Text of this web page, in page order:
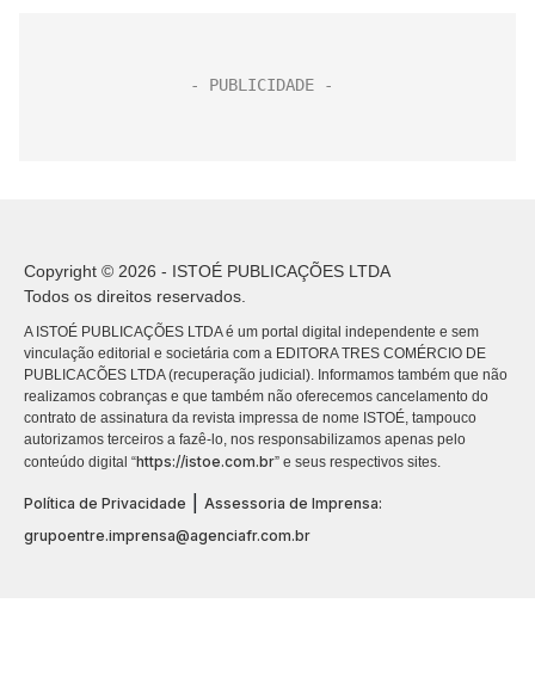
Copyright © 2026 - ISTOÉ PUBLICAÇÕES LTDA
Todos os direitos reservados.
A ISTOÉ PUBLICAÇÕES LTDA é um portal digital independente e sem
vinculação editorial e societária com a EDITORA TRES COMÉRCIO DE
PUBLICACÕES LTDA (recuperação judicial). Informamos também que não
realizamos cobranças e que também não oferecemos cancelamento do
contrato de assinatura da revista impressa de nome ISTOÉ, tampouco
autorizamos terceiros a fazê-lo, nos responsabilizamos apenas pelo
conteúdo digital “https://istoe.com.br” e seus respectivos sites.
Política de Privacidade
Assessoria de Imprensa:
grupoentre.imprensa@agenciafr.com.br